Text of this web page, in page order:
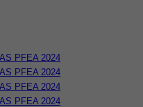
PFEA 2024
PFEA 2024
PFEA 2024
PFEA 2024